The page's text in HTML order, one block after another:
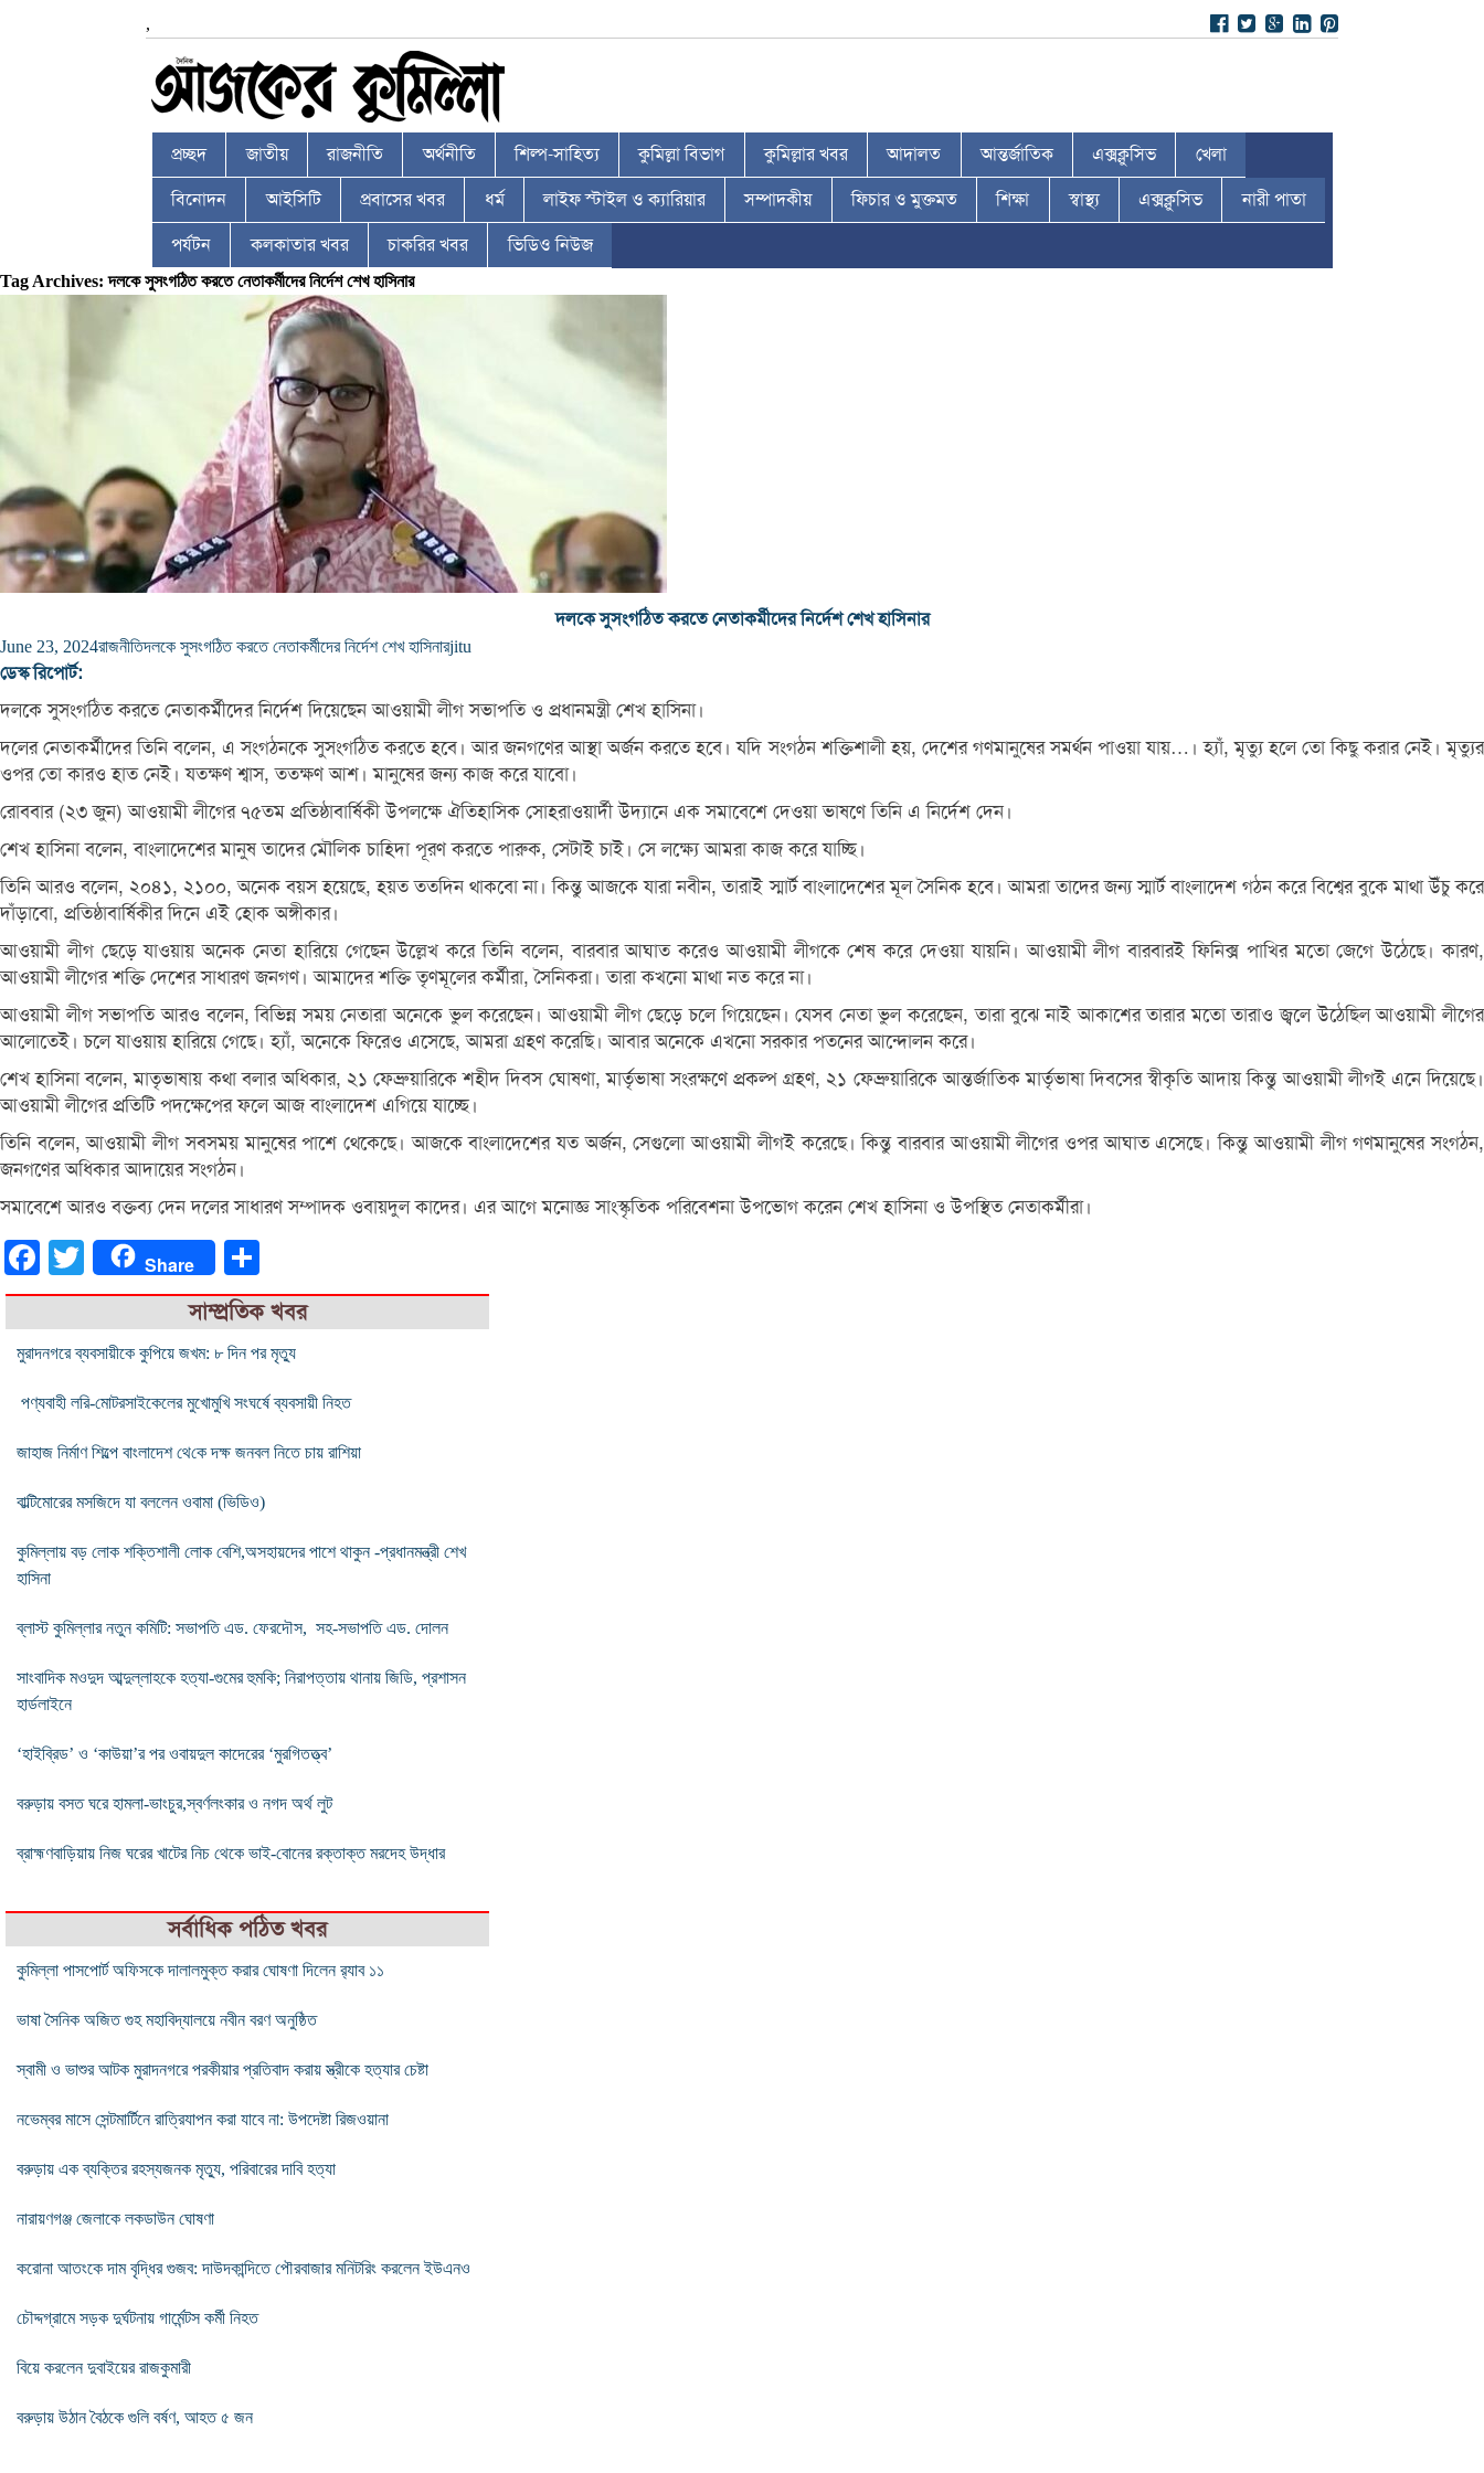
,
প্রচ্ছদ জাতীয় রাজনীতি অর্থনীতি শিল্প-সাহিত্য কুমিল্লা বিভাগ কুমিল্লার খবর আদালত আন্তর্জাতিক এক্সক্লুসিভ খেলা
বিনোদন আইসিটি প্রবাসের খবর ধর্ম লাইফ স্টাইল ও ক্যারিয়ার সম্পাদকীয় ফিচার ও মুক্তমত শিক্ষা স্বাস্থ্য এক্সক্লুসিভ নারী পাতা
পর্যটন কলকাতার খবর চাকরির খবর ভিডিও নিউজ
Tag Archives: দলকে সুসংগঠিত করতে নেতাকর্মীদের নির্দেশ শেখ হাসিনার
দলকে সুসংগঠিত করতে নেতাকর্মীদের নির্দেশ শেখ হাসিনার
June 23, 2024রাজনীতিদলকে সুসংগঠিত করতে নেতাকর্মীদের নির্দেশ শেখ হাসিনারjitu
ডেস্ক রিপোর্ট:
দলকে সুসংগঠিত করতে নেতাকর্মীদের নির্দেশ দিয়েছেন আওয়ামী লীগ সভাপতি ও প্রধানমন্ত্রী শেখ হাসিনা।
দলের নেতাকর্মীদের তিনি বলেন, এ সংগঠনকে সুসংগঠিত করতে হবে। আর জনগণের আস্থা অর্জন করতে হবে। যদি সংগঠন শক্তিশালী হয়, দেশের গণমানুষের সমর্থন পাওয়া যায়…। হ্যাঁ, মৃত্যু হলে তো কিছু করার নেই। মৃত্যুর
ওপর তো কারও হাত নেই। যতক্ষণ শ্বাস, ততক্ষণ আশ। মানুষের জন্য কাজ করে যাবো।
রোববার (২৩ জুন) আওয়ামী লীগের ৭৫তম প্রতিষ্ঠাবার্ষিকী উপলক্ষে ঐতিহাসিক সোহরাওয়ার্দী উদ্যানে এক সমাবেশে দেওয়া ভাষণে তিনি এ নির্দেশ দেন।
শেখ হাসিনা বলেন, বাংলাদেশের মানুষ তাদের মৌলিক চাহিদা পূরণ করতে পারুক, সেটাই চাই। সে লক্ষ্যে আমরা কাজ করে যাচ্ছি।
তিনি আরও বলেন, ২০৪১, ২১০০, অনেক বয়স হয়েছে, হয়ত ততদিন থাকবো না। কিন্তু আজকে যারা নবীন, তারাই স্মার্ট বাংলাদেশের মূল সৈনিক হবে। আমরা তাদের জন্য স্মার্ট বাংলাদেশ গঠন করে বিশ্বের বুকে মাথা উঁচু করে
দাঁড়াবো, প্রতিষ্ঠাবার্ষিকীর দিনে এই হোক অঙ্গীকার।
আওয়ামী লীগ ছেড়ে যাওয়ায় অনেক নেতা হারিয়ে গেছেন উল্লেখ করে তিনি বলেন, বারবার আঘাত করেও আওয়ামী লীগকে শেষ করে দেওয়া যায়নি। আওয়ামী লীগ বারবারই ফিনিক্স পাখির মতো জেগে উঠেছে। কারণ,
আওয়ামী লীগের শক্তি দেশের সাধারণ জনগণ। আমাদের শক্তি তৃণমূলের কর্মীরা, সৈনিকরা। তারা কখনো মাথা নত করে না।
আওয়ামী লীগ সভাপতি আরও বলেন, বিভিন্ন সময় নেতারা অনেকে ভুল করেছেন। আওয়ামী লীগ ছেড়ে চলে গিয়েছেন। যেসব নেতা ভুল করেছেন, তারা বুঝে নাই আকাশের তারার মতো তারাও জ্বলে উঠেছিল আওয়ামী লীগের
আলোতেই। চলে যাওয়ায় হারিয়ে গেছে। হ্যাঁ, অনেকে ফিরেও এসেছে, আমরা গ্রহণ করেছি। আবার অনেকে এখনো সরকার পতনের আন্দোলন করে।
শেখ হাসিনা বলেন, মাতৃভাষায় কথা বলার অধিকার, ২১ ফেব্রুয়ারিকে শহীদ দিবস ঘোষণা, মার্তৃভাষা সংরক্ষণে প্রকল্প গ্রহণ, ২১ ফেব্রুয়ারিকে আন্তর্জাতিক মার্তৃভাষা দিবসের স্বীকৃতি আদায় কিন্তু আওয়ামী লীগই এনে দিয়েছে।
আওয়ামী লীগের প্রতিটি পদক্ষেপের ফলে আজ বাংলাদেশ এগিয়ে যাচ্ছে।
তিনি বলেন, আওয়ামী লীগ সবসময় মানুষের পাশে থেকেছে। আজকে বাংলাদেশের যত অর্জন, সেগুলো আওয়ামী লীগই করেছে। কিন্তু বারবার আওয়ামী লীগের ওপর আঘাত এসেছে। কিন্তু আওয়ামী লীগ গণমানুষের সংগঠন,
জনগণের অধিকার আদায়ের সংগঠন।
সমাবেশে আরও বক্তব্য দেন দলের সাধারণ সম্পাদক ওবায়দুল কাদের। এর আগে মনোজ্ঞ সাংস্কৃতিক পরিবেশনা উপভোগ করেন শেখ হাসিনা ও উপস্থিত নেতাকর্মীরা।
FacebookTwitter Share
সাম্প্রতিক খবর
মুরাদনগরে ব্যবসায়ীকে কুপিয়ে জখম: ৮ দিন পর মৃত্যু
পণ্যবাহী লরি-মোটরসাইকেলের মুখোমুখি সংঘর্ষে ব্যবসায়ী নিহত
জাহাজ নির্মাণ শিল্পে বাংলাদেশ থে‌কে দক্ষ জনবল নিতে চায় রা‌শিয়া
বাল্টিমোরের মসজিদে যা বললেন ওবামা (ভিডিও)
কুমিল্লায় বড় লোক শক্তিশালী লোক বেশি,অসহায়দের পাশে থাকুন -প্রধানমন্ত্রী শেখ
হাসিনা
ব্লাস্ট কুমিল্লার নতুন কমিটি: সভাপতি এড. ফেরদৌস, সহ-সভাপতি এড. দোলন
সাংবাদিক মওদুদ আব্দুল্লাহকে হত্যা-গুমের হুমকি; নিরাপত্তায় থানায় জিডি, প্রশাসন
হার্ডলাইনে
‘হাইব্রিড’ ও ‘কাউয়া’র পর ওবায়দুল কাদেরের ‘মুরগিতত্ত্ব’
বরুড়ায় বসত ঘরে হামলা-ভাংচুর,স্বর্ণলংকার ও নগদ অর্থ লুট
ব্রাহ্মণবাড়িয়ায় নিজ ঘরের খাটের নিচ থেকে ভাই-বোনের রক্তাক্ত মরদেহ উদ্ধার
সর্বাধিক পঠিত খবর
কুমিল্লা পাসপোর্ট অফিসকে দালালমুক্ত করার ঘোষণা দিলেন র‌্যাব ১১
ভাষা সৈনিক অজিত গুহ মহাবিদ্যালয়ে নবীন বরণ অনুষ্ঠিত
স্বামী ও ভাশুর আটক মুরাদনগরে পরকীয়ার প্রতিবাদ করায় স্ত্রীকে হত্যার চেষ্টা
নভেম্বর মাসে সেন্টমার্টিনে রাত্রিযাপন করা যাবে না: উপদেষ্টা রিজওয়ানা
বরুড়ায় এক ব্যক্তির রহস্যজনক মৃত্যু, পরিবারের দাবি হত্যা
নারায়ণগঞ্জ জেলাকে লকডাউন ঘোষণা
করোনা আতংকে দাম বৃদ্ধির গুজব: দাউদকান্দিতে পৌরবাজার মনিটরিং করলেন ইউএনও
চৌদ্দগ্রামে সড়ক দুর্ঘটনায় গার্মেন্টস কর্মী নিহত
বিয়ে করলেন দুবাইয়ের রাজকুমারী
বরুড়ায় উঠান বৈঠকে গুলি বর্ষণ, আহত ৫ জন